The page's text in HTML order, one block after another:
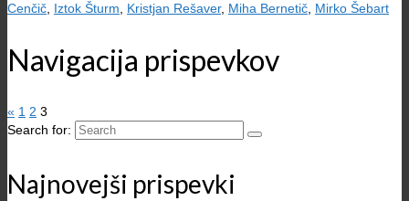
Cenčič, Iztok Šturm, Kristjan Rešaver, Miha Bernetič, Mirko Šebart
Navigacija prispevkov
« 1 2 3
Search for:
Najnovejši prispevki